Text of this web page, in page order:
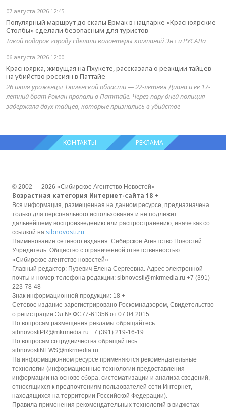
07 августа 2026 12:45
Популярный маршрут до скалы Ермак в нацпарке «Красноярские
Столбы» сделали безопасным для туристов
Такой подарок городу сделали волонтёры компаний Эн+ и РУСАЛа
06 августа 2026 12:00
Красноярка, живущая на Пхукете, рассказала о реакции тайцев
на убийство россиян в Паттайе
26 июля уроженцы Тюменской области — 22-летняя Диана и её 17-
летний брат Роман пропали в Паттайе. Через пару дней полиция
задержала двух тайцев, которые признались в убийстве
КОНТАКТЫ РЕКЛАМА
© 2002 — 2026 «Сибирское Агентство Новостей»
Возрастная категория Интернет-сайта 18 +
Вся информация, размещенная на данном ресурсе, предназначена
только для персонального использования и не подлежит
дальнейшему воспроизведению или распространению, иначе как со
ссылкой на sibnovosti.ru
Наименование сетевого издания: Сибирское Агентство Новостей
Учредитель: Общество с ограниченной ответственностью
«Сибирское агентство новостей»
Главный редактор: Пузевич Елена Сергеевна. Адрес электронной
почты и номер телефона редакции: sibnovosti@mkrmedia.ru +7 (391)
223-78-48
Знак информационной продукции: 18 +
Сетевое издание зарегистрировано Роскомнадзором, Свидетельство
о регистрации Эл № ФС77-61356 от 07.04.2015
По вопросам размещения рекламы обращайтесь:
sibnovostiPR@mkrmedia.ru +7 (391) 219-16-19
По вопросам сотрудничества обращайтесь:
sibnovostiNEWS@mkrmedia.ru
На информационном ресурсе применяются рекомендательные
технологии (информационные технологии предоставления
информации на основе сбора, систематизации и анализа сведений,
относящихся к предпочтениям пользователей сети Интернет,
находящихся на территории Российской Федерации).
Правила применения рекомендательных технологий в виджетах